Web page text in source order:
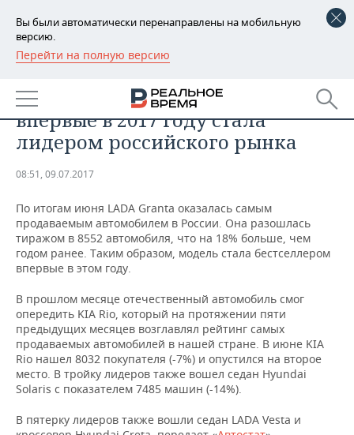
Вы были автоматически перенаправлены на мобильную
версию.
Перейти на полную версию
РЕГИОНЫ
БАШКОРТОСТАН
ТАТАРСТАН
НОВОСТИ
АНАЛИТИКА
ДЕКЛАРАЦИИ О ДОХОДАХ
КОРОЛИ ГОСЗАКАЗА ПФО
ВУЗЫ ТАТАРСТАНА
КОМУ ПРИНАДЛЕЖАТ
ТОРГОВЫЕ ЦЕНТРЫ
ТАТАРСТАНА
НОВОСТИ ЭКОНОМИКИ
ФИНАНСЫ
БАНКИ
БЮДЖЕТ
ИНВЕСТИЦИИ
ПРОМЫШЛЕННОСТЬ
НОВОСТИ
ПРОМЫШЛЕННОСТИ
МАШИНОСТРОЕНИЕ
НЕФТЕХИМИЯ
НЕФТЬ
ОПК
НЕДВИЖИМОСТЬ
НОВОСТИ НЕДВИЖИМОСТИ
АВТО
НОВОСТИ АВТО
БИЗНЕС
НОВОСТИ БИЗНЕСА
РОЗНИЧНАЯ ТОРГОВЛЯ
ТРАНСПОРТ
ТЕХНОЛОГИИ
НОВОСТИ ТЕХНОЛОГИЙ
IT
МЕРОПРИЯТИЯ
НОВОСТИ МЕРОПРИЯТИЙ
СПОРТ
LADA Granta по итогам июня
впервые в 2017 году стала
лидером российского рынка
08:51, 09.07.2017
По итогам июня LADA Granta оказалась самым
продаваемым автомобилем в России. Она разошлась
тиражом в 8552 автомобиля, что на 18% больше, чем
годом ранее. Таким образом, модель стала бестселлером
впервые в этом году.
В прошлом месяце отечественный автомобиль смог
опередить KIA Rio, который на протяжении пяти
предыдущих месяцев возглавлял рейтинг самых
продаваемых автомобилей в нашей стране. В июне KIA
Rio нашел 8032 покупателя (-7%) и опустился на второе
место. В тройку лидеров также вошел седан Hyundai
Solaris с показателем 7485 машин (-14%).
В пятерку лидеров также вошли седан LADA Vesta и